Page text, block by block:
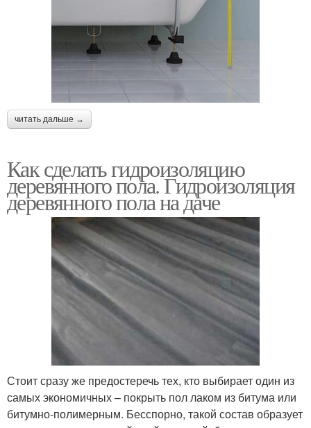
читать дальше →
Как сделать гидроизоляцию
деревянного пола. Гидроизоляция
деревянного пола на даче
Стоит сразу же предостеречь тех, кто выбирает один из
самых экономичных – покрыть пол лаком из битума или
битумно-полимерным. Бесспорно, такой состав образует